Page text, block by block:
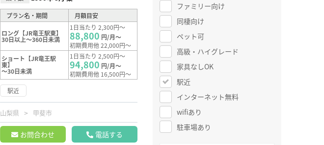
プラン名・期間 月額目安
ロング【JR竜王駅東】
30日以上～360日未満
1日当たり 2,300円～
88,800 円/月～
初期費用他 22,000円～
ショート【JR竜王駅
東】
～30日未満
1日当たり 2,500円～
94,800 円/月～
初期費用他 16,500円～
駅近
山梨県 甲斐市
お問合わせ 電話する
ファミリー向け
同棲向け
ペット可
高級・ハイグレード
家具なしOK
駅近
インターネット無料
wifiあり
駐車場あり